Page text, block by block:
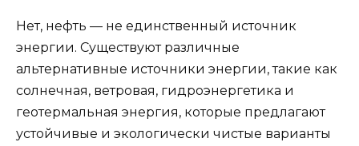
Нет, нефть — не единственный источник
энергии. Существуют различные
альтернативные источники энергии, такие как
солнечная, ветровая, гидроэнергетика и
геотермальная энергия, которые предлагают
устойчивые и экологически чистые варианты